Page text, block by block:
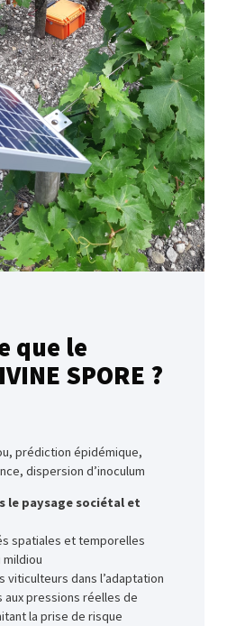
que le
SPORE ?
prédiction épidémique,
dispersion d’inoculum
le paysage sociétal et
spatiales et temporelles
viticulteurs dans l’adaptation
pressions réelles de
la prise de risque